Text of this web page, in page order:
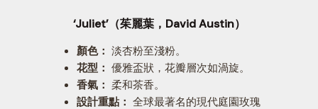
‘Juliet’（茱麗葉，David Austin）
顏色： 淡杏粉至淺粉。
花型： 優雅盃狀，花瓣層次如渦旋。
香氣： 柔和茶香。
設計重點： 全球最著名的現代庭園玫瑰